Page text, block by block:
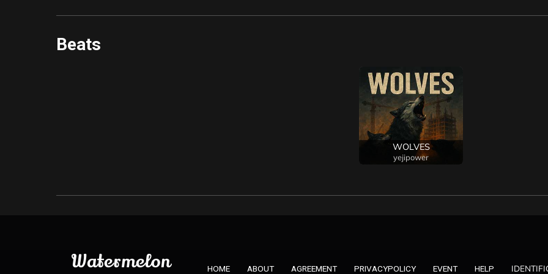
Beats
WOLVES
yejipower
Watermelon HOME ABOUT AGREEMENT PRIVACYPOLICY EVENT HELP